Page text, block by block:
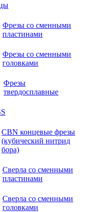
Фрезы со сменными
пластинами
Фрезы со сменными
головками
Фрезы
твердосплавные
CBN концевые фрезы
(кубический нитрид
бора)
Сверла со сменными
пластинами
Сверла со сменными
головками